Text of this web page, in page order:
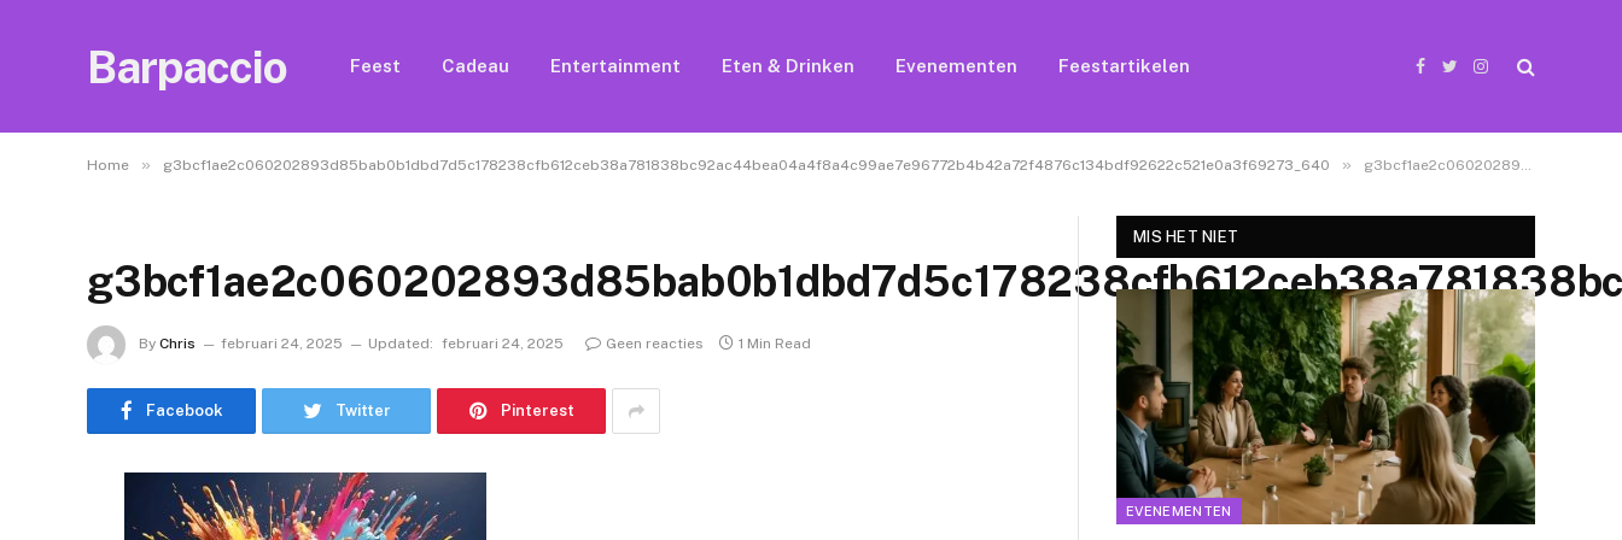
Barpaccio Feest Cadeau Entertainment Eten & Drinken Evenementen Feestartikelen
Facebook
TwitterInstagram
Home » g3bcf1ae2c060202893d85bab0b1dbd7d5c178238cfb612ceb38a781838bc92ac44bea04a4f8a4c99ae7e96772b4b42a72f4876c134bdf92622c521e0a3f69273_640 » g3bcf1ae2c060202893d85bab0b1dbd7d5c178238cfb612ceb38a781838bc92ac44bea04a4f8a4c99ae7e96772b4b42a72f4876c134bdf92622c521e0a3f69273_640
By Chris februari 24, 2025 Updated: februari 24, 2025 Geen reacties 1 Min Read
Facebook Twitter Pinterest
MIS HET NIET
EVENEMENTEN